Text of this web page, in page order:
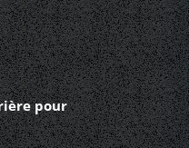
pour